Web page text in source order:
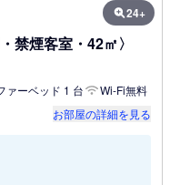
24+
禁煙客室・42㎡〉
ァーベッド 1 台
Wi-Fi無料
お部屋の詳細を見る